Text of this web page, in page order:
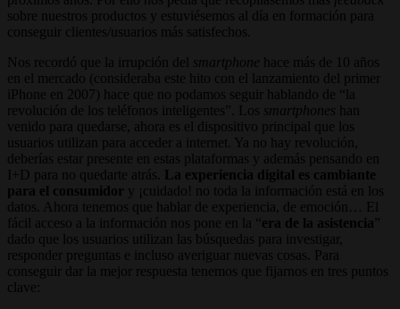
sobre nuestros productos y estuviésemos al día en formación para
conseguir clientes/usuarios más satisfechos.
Nos recordó que la irrupción del smartphone
hace más de 10 años
en el mercado (consideraba este hito con el lanzamiento del primer
iPhone en 2007) hace que no podamos seguir hablando de “la
revolución de los teléfonos inteligentes”. Los smartphones han
venido para quedarse, ahora es el dispositivo principal que los
usuarios utilizan para acceder a internet. Ya no hay revolución,
deberías estar presente en estas plataformas y además pensando en
I+D para no quedarte atrás.
La experiencia digital es cambiante
para el consumidor y ¡cuidado! no toda la información está en los
datos. Ahora tenemos que hablar de experiencia, de emoción… El
fácil acceso a la información nos pone en la “ era de la asistencia”
dado que los usuarios utilizan las búsquedas para investigar,
responder preguntas e incluso averiguar nuevas cosas. Para
conseguir dar la mejor respuesta tenemos que fijarnos en tres puntos
clave: